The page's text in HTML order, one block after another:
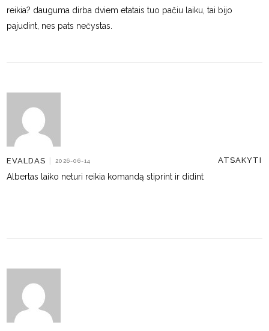
reikia? dauguma dirba dviem etatais tuo pačiu laiku, tai bijo
pajudint, nes pats nečystas.
EVALDAS | 2026-06-14 ATSAKYTI
Albertas laiko neturi reikia komandą stiprint ir didint